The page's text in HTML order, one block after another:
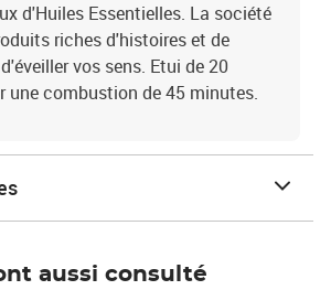
d'Huiles Essentielles. La société
riches d'histoires et de
vos sens. Etui de 20
une combustion de 45 minutes.
aussi consulté